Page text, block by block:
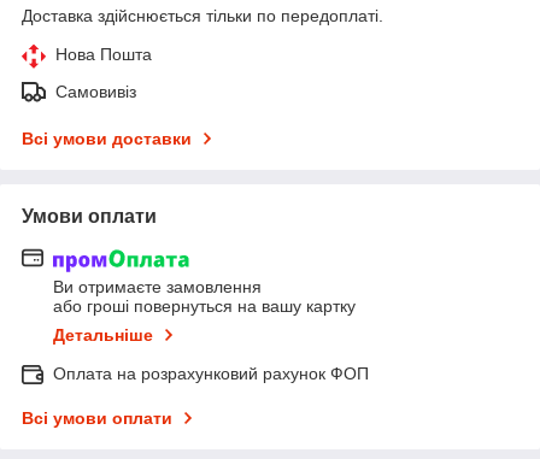
Доставка здійснюється тільки по передоплаті.
Нова Пошта
Самовивіз
Всі умови доставки
Умови оплати
Ви отримаєте замовлення
або гроші повернуться на вашу картку
Детальніше
Оплата на розрахунковий рахунок ФОП
Всі умови оплати